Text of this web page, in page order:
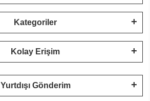
Kategoriler
Kolay Erişim
Yurtdışı Gönderim